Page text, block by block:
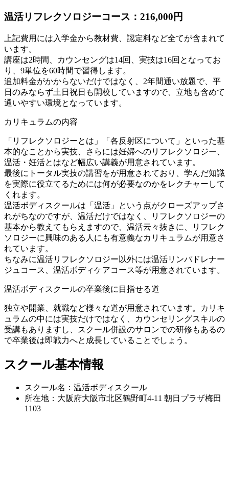
温活リフレクソロジーコース：216,000円
上記費用には入学金から教材費、認定料など全てが含まれて
います。
講座は2時間、カウンセングは14回、実技は16回となってお
り、9単位を60時間で習得します。
追加料金がかからないだけではなく、2年間通い放題で、平
日のみならず土日祝日も開校していますので、立地も含めて
通いやすい環境となっています。
カリキュラムの内容
「リフレクソロジーとは」「各反射区について」といった基
本的なことから実技、さらには妊婦へのリフレクソロジー、
温活・妊活とはなど幅広い講義が用意されています。
最後にトータル実技の講習をが用意されており、学んだ知識
を実際に役立てるためには何が必要なのかをレクチャーして
くれます。
温活ボディスクールは「温活」という点がクローズアップさ
れがちなのですが、温活だけではなく、リフレクソロジーの
基本から教えてもらえますので、温活云々抜きに、リフレク
ソロジーに興味のある人にも有意義なカリキュラムが用意さ
れています。
ちなみに温活リフレクソロジー以外には温活リンパドレナー
ジュコース、温活ボディケアコース等が用意されています。
温活ボディスクールの卒業後に目指せる道
独立や開業、就職など様々な道が用意されています。カリキ
ュラムの中には実技だけではなく、カウンセリングスキルの
受講もありますし、スクール併設のサロンでの研修もあるの
で卒業後は即戦力へと成長していることでしょう。
スクール基本情報
スクール名：温活ボディスクール
所在地：大阪府大阪市北区鶴野町4-11 朝日プラザ梅田
1103